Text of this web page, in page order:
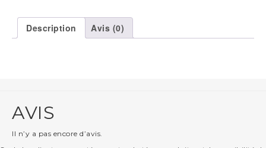
Description Avis (0)
AVIS
Il n’y a pas encore d’avis.